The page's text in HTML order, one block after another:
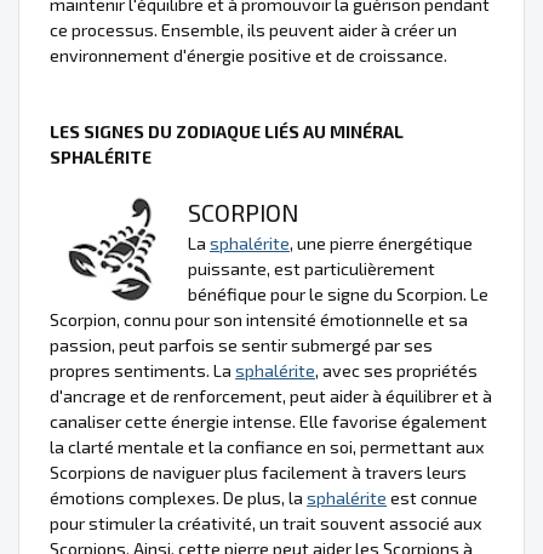
ce processus. Ensemble, ils peuvent aider à créer un
environnement d'énergie positive et de croissance.
LES SIGNES DU ZODIAQUE LIÉS AU MINÉRAL
SPHALÉRITE
SCORPION
La sphalérite, une pierre énergétique
puissante, est particulièrement
bénéfique pour le signe du Scorpion. Le
Scorpion, connu pour son intensité émotionnelle et sa
passion, peut parfois se sentir submergé par ses
propres sentiments. La sphalérite, avec ses propriétés
d'ancrage et de renforcement, peut aider à équilibrer et à
canaliser cette énergie intense. Elle favorise également
la clarté mentale et la confiance en soi, permettant aux
Scorpions de naviguer plus facilement à travers leurs
émotions complexes. De plus, la sphalérite est connue
pour stimuler la créativité, un trait souvent associé aux
Scorpions. Ainsi, cette pierre peut aider les Scorpions à